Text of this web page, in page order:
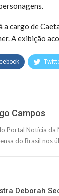
a cargo de
A exibição
Campos
Portal Notícia da
do Brasil nos
Deborah